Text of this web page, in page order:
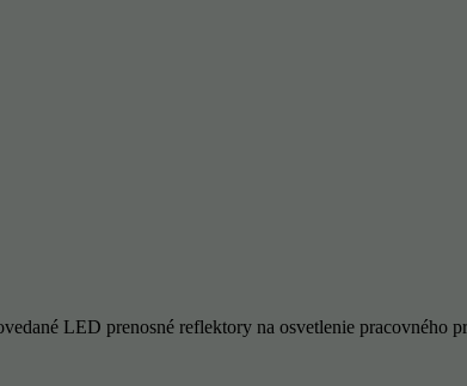
LED prenosné reflektory na osvetlenie pracovného